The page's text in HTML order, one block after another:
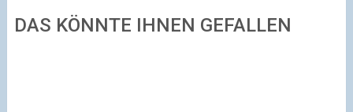
DAS KÖNNTE IHNEN GEFALLEN